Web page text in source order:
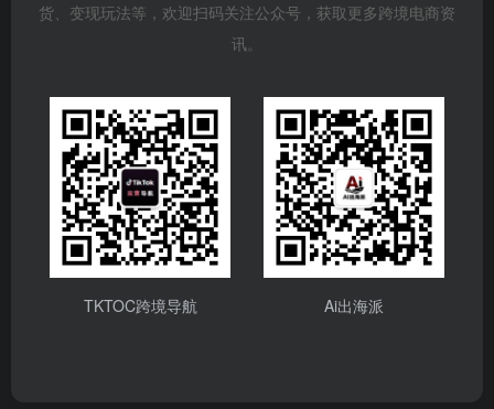
货、变现玩法等，欢迎扫码关注公众号，获取更多跨境电商资
讯。
TKTOC跨境导航 Ai出海派